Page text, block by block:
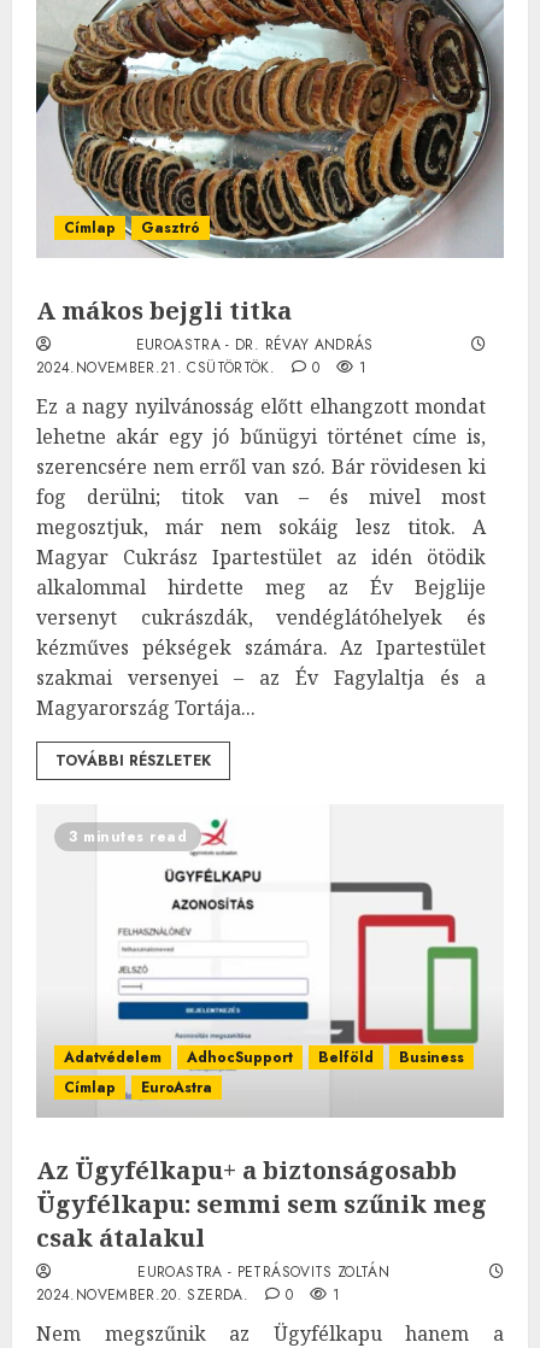
Címlap Gasztró
A mákos bejgli titka
EUROASTRA - DR. RÉVAY ANDRÁS
2024.NOVEMBER.21. CSÜTÖRTÖK.
0 1
Ez a nagy nyilvánosság előtt elhangzott mondat
lehetne akár egy jó bűnügyi történet címe is,
szerencsére nem erről van szó. Bár rövidesen ki
fog derülni; titok van – és mivel most
megosztjuk, már nem sokáig lesz titok. A
Magyar Cukrász Ipartestület az idén ötödik
alkalommal hirdette meg az Év Bejglije
versenyt cukrászdák, vendéglátóhelyek és
kézműves pékségek számára. Az Ipartestület
szakmai versenyei – az Év Fagylaltja és a
Magyarország Tortája...
TOVÁBBI RÉSZLETEK
3 minutes read
Adatvédelem AdhocSupport Belföld
Business
Címlap
EuroAstra
Az Ügyfélkapu+ a biztonságosabb
Ügyfélkapu: semmi sem szűnik meg
csak átalakul
EUROASTRA - PETRÁSOVITS ZOLTÁN
2024.NOVEMBER.20. SZERDA.
0 1
Nem megszűnik az Ügyfélkapu hanem a